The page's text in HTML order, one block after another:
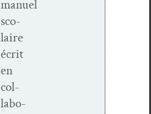
manuel
sco­
laire
écrit
en
col­
lab­o­